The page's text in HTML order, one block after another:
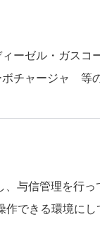
ーゼル・ガスコ
チャージャ 等
与信管理を行
できる環境に